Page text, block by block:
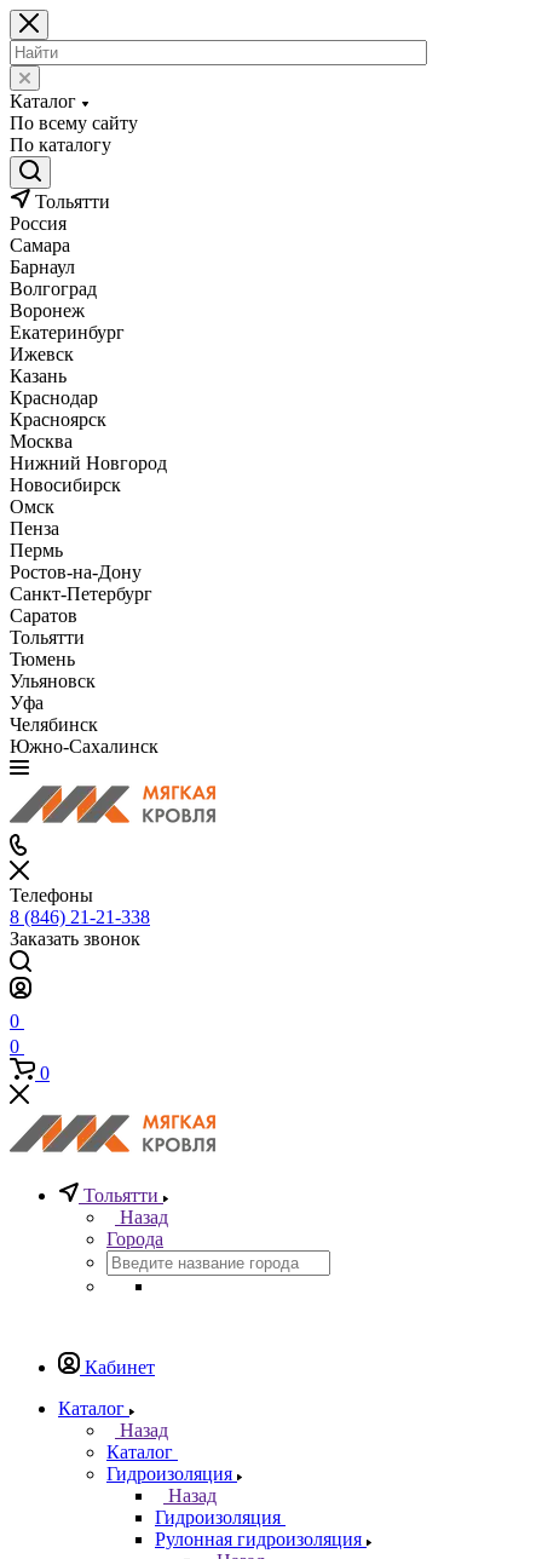
Каталог
По всему сайту
По каталогу
Тольятти
Россия
Самара
Барнаул
Волгоград
Воронеж
Екатеринбург
Ижевск
Казань
Краснодар
Красноярск
Москва
Нижний Новгород
Новосибирск
Омск
Пенза
Пермь
Ростов-на-Дону
Санкт-Петербург
Саратов
Тольятти
Тюмень
Ульяновск
Уфа
Челябинск
Южно-Сахалинск
Телефоны
8 (846) 21-21-338
Заказать звонок
0
0
0
Тольятти
Назад
Города
Кабинет
Каталог
Назад
Каталог
Гидроизоляция
Назад
Гидроизоляция
Рулонная гидроизоляция